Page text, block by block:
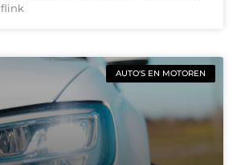
flink
AUTO'S EN MOTOREN